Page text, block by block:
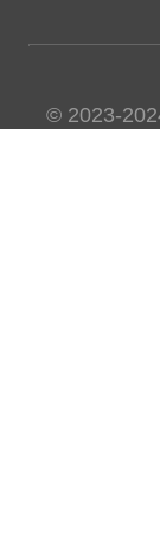
© 2023-